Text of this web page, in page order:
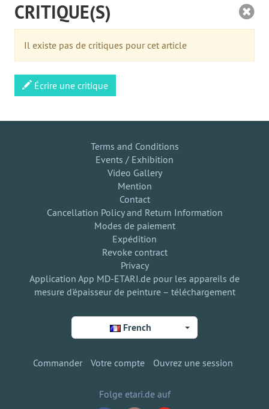
CRITIQUE(S)
Il existe pas de critiques pour cet article
Écrire une critique
Terms and Conditions
Events / Exhibition
Video Gallery
Mention
Contact
Cancellation Policy and Return Information
Modes de paiement
Expédition
Revoke contract
Privacy
Application App MD-ETARI.de pour les appareils de
mesure d'épaisseur de peinture – téléchargement
French
Commander Votre compte Ouvrez une session
Folge etari.de auf